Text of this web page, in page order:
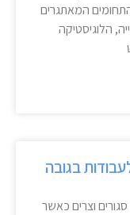
המאתגרים
הלוגיסטיקה
בגובה
וצרים כאשר